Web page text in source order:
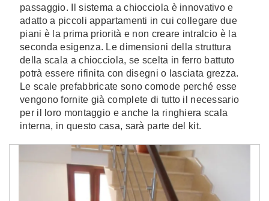
passaggio. Il sistema a chiocciola è innovativo e
adatto a piccoli appartamenti in cui collegare due
piani è la prima priorità e non creare intralcio è la
seconda esigenza. Le dimensioni della struttura
della scala a chiocciola, se scelta in ferro battuto
potrà essere rifinita con disegni o lasciata grezza.
Le scale prefabbricate sono comode perché esse
vengono fornite già complete di tutto il necessario
per il loro montaggio e anche la ringhiera scala
interna, in questo casa, sarà parte del kit.